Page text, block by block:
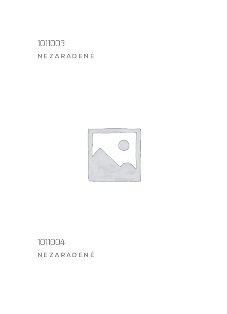
1011003
NEZARADENÉ
1011004
NEZARADENÉ